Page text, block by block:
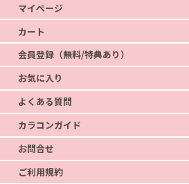
マイページ
カート
会員登録（無料/特典あり）
お気に入り
よくある質問
カラコンガイド
お問合せ
ご利用規約